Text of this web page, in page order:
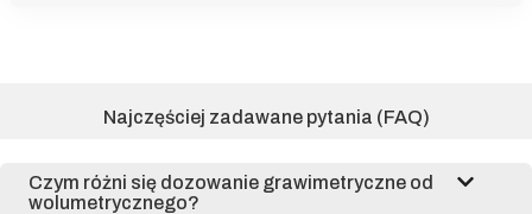
Najczęściej zadawane pytania (FAQ)
Czym różni się dozowanie grawimetryczne od
wolumetrycznego?